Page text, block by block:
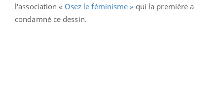
l'association « Osez le féminisme » qui la première a
condamné ce dessin.